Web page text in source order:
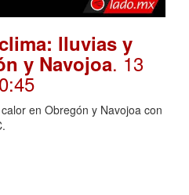
lluvias y
y Navojoa. 13
en Obregón y Navojoa con